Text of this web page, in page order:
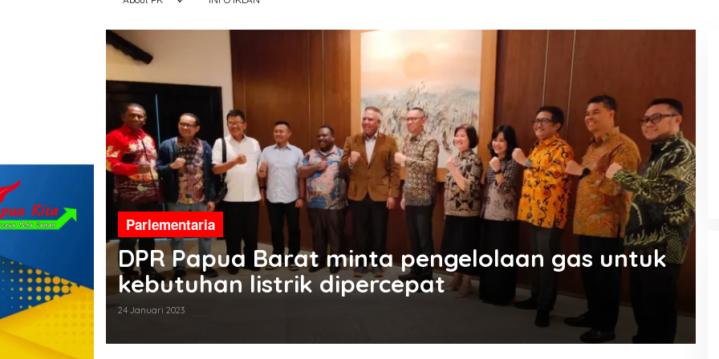
Parlementaria
DPR Papua Barat minta pengelolaan gas untuk
kebutuhan listrik dipercepat
24 Januari 2023
KEMARAU, ANTARA SUNNATULLAH
DAN MUHASABAH
Di Religi | 7 Agustus 2026